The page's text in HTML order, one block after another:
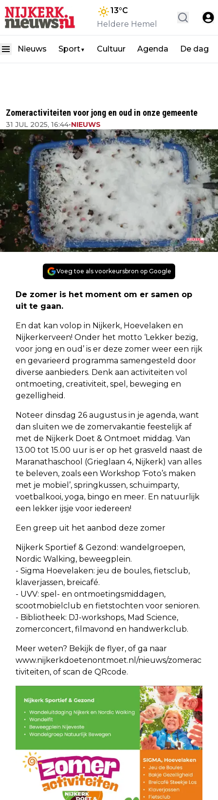
13°C
Heldere Hemel
Nieuws Sport▼ Cultuur Agenda De dag
Zomeractiviteiten voor jong en oud in onze gemeente
31 JUL 2025, 16:44•NIEUWS
Voeg toe als voorkeursbron op Google
De zomer is het moment om er samen op
uit te gaan.
En dat kan volop in Nijkerk, Hoevelaken en
Nijkerkerveen! Onder het motto ‘Lekker bezig,
voor jong en oud’ is er deze zomer weer een rijk
en gevarieerd programma samengesteld door
diverse aanbieders. Denk aan activiteiten vol
ontmoeting, creativiteit, spel, beweging en
gezelligheid.
Noteer dinsdag 26 augustus in je agenda, want
dan sluiten we de zomervakantie feestelijk af
met de Nijkerk Doet & Ontmoet middag. Van
13.00 tot 15.00 uur is er op het grasveld naast de
Maranathaschool (Grieglaan 4, Nijkerk) van alles
te beleven, zoals een Workshop ‘Foto’s maken
met je mobiel’, springkussen, schuimparty,
voetbalkooi, yoga, bingo en meer. En natuurlijk
een lekker ijsje voor iedereen!
Een greep uit het aanbod deze zomer
Nijkerk Sportief & Gezond: wandelgroepen,
Nordic Walking, beweegplein.
- Sigma Hoevelaken: jeu de boules, fietsclub,
klaverjassen, breicafé.
- UVV: spel- en ontmoetingsmiddagen,
scootmobielclub en fietstochten voor senioren.
- Bibliotheek: DJ-workshops, Mad Science,
zomerconcert, filmavond en handwerkclub.
Meer weten? Bekijk de flyer, of ga naar
www.nijkerkdoetenontmoet.nl/nieuws/zomerac
tiviteiten, of scan de QRcode.